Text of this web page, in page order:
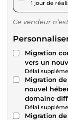
1 jour de
Ce vendeur
Migration
vers un
Délai
Migration
nouvel
domaine
Délai
Migration